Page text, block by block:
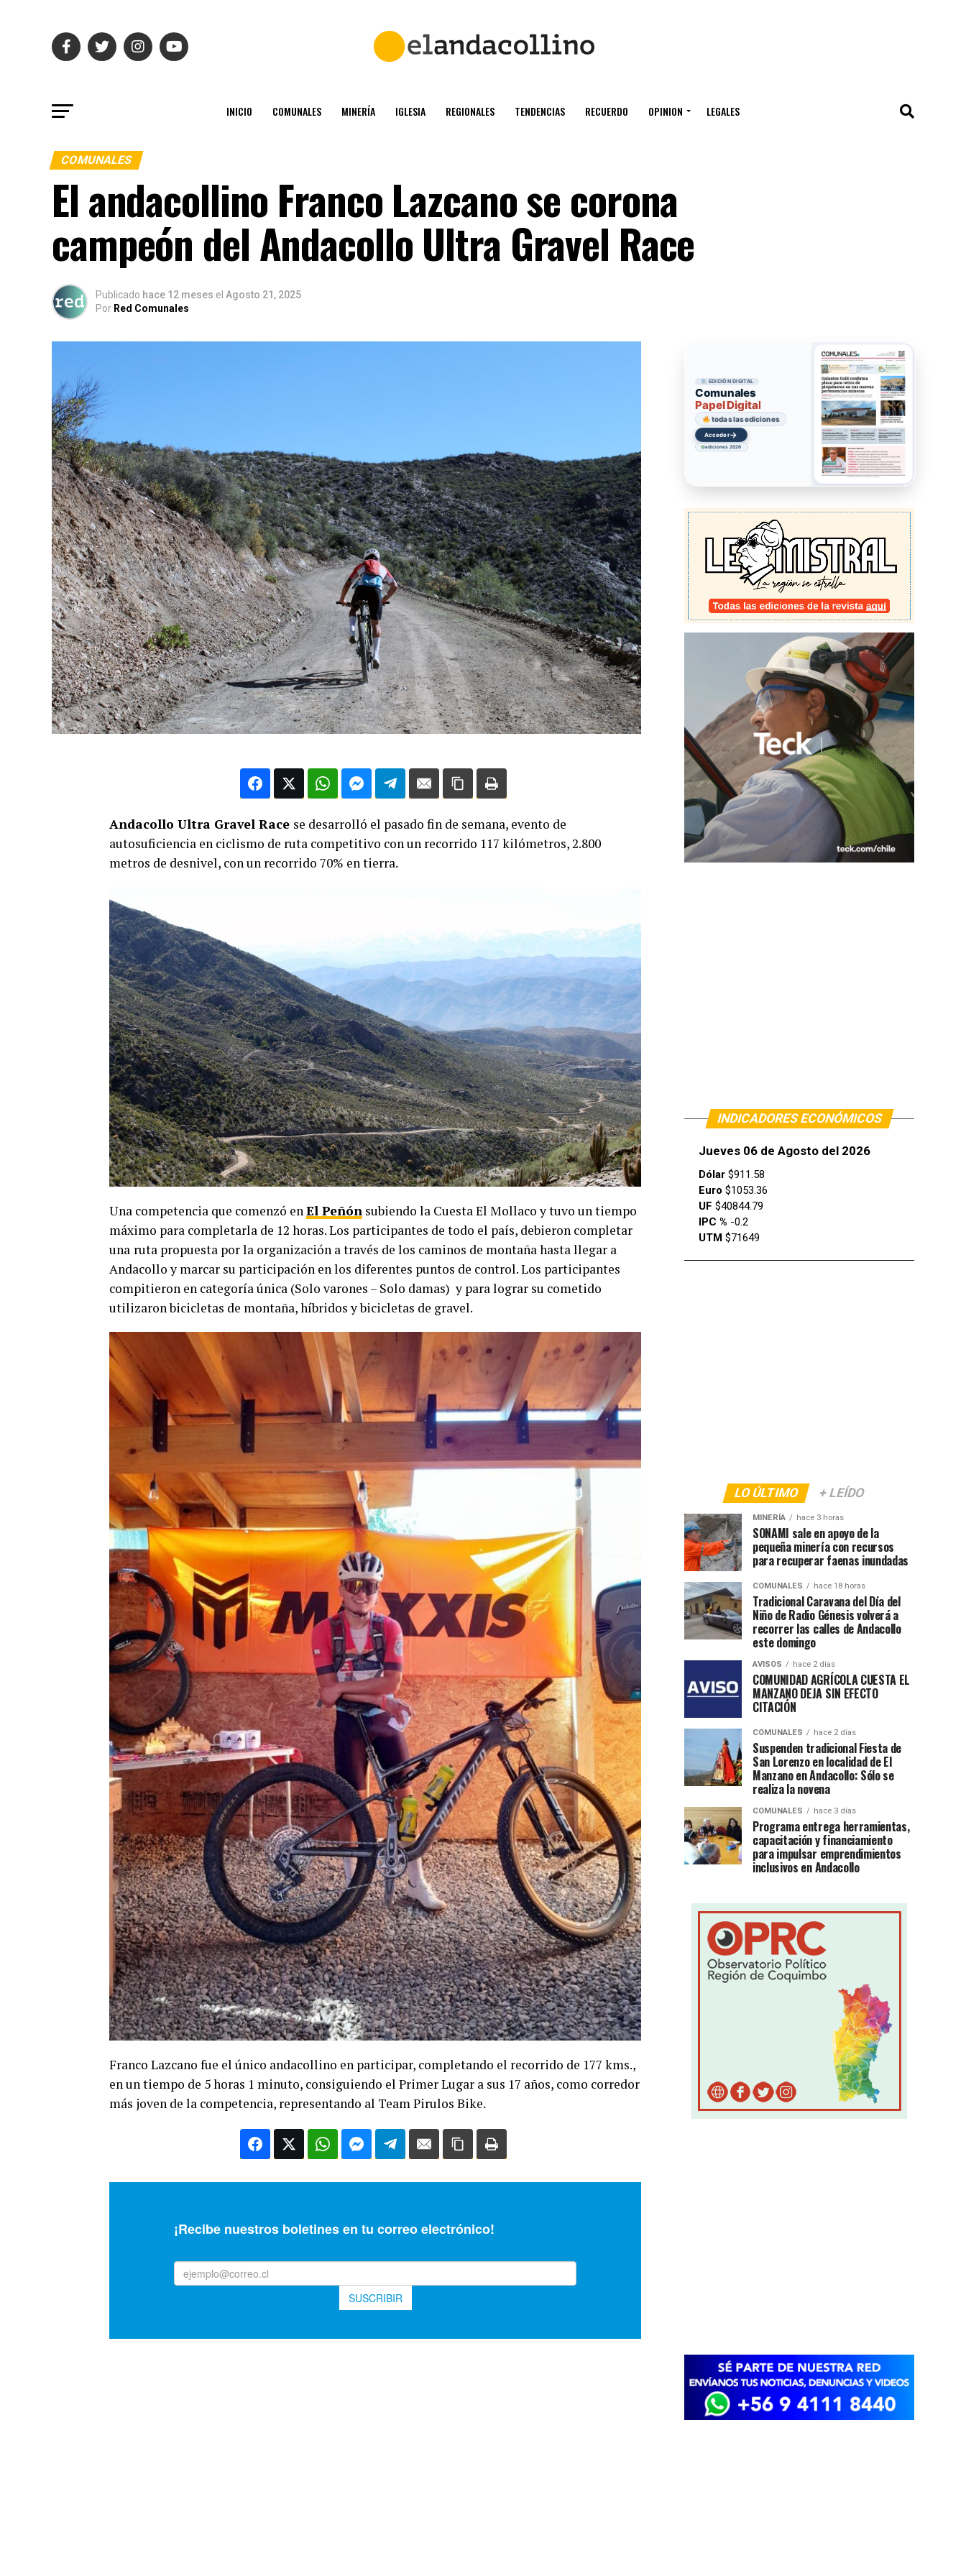
INICIO COMUNALES MINERÍA IGLESIA REGIONALES TENDENCIAS RECUERDO OPINION LEGALES
COMUNALES
El andacollino Franco Lazcano se corona
campeón del Andacollo Ultra Gravel Race
Publicado hace 12 meses el Agosto 21, 2025
Por Red Comunales
Andacollo Ultra Gravel Race se desarrolló el pasado fin de semana, evento de
autosuficiencia en ciclismo de ruta competitivo con un recorrido 117 kilómetros, 2.800
metros de desnivel, con un recorrido 70% en tierra.
Una competencia que comenzó enEl Peñón subiendo la Cuesta El Mollaco y tuvo un tiempo
máximo para completarla de 12 horas. Los participantes de todo el país, debieron completar
una ruta propuesta por la organización a través de los caminos de montaña hasta llegar a
Andacollo y marcar su participación en los diferentes puntos de control. Los participantes
compitieron en categoría única (Solo varones – Solo damas) y para lograr su cometido
utilizaron bicicletas de montaña, híbridos y bicicletas de gravel.
Franco Lazcano fue el único andacollino en participar, completando el recorrido de 177 kms.,
en un tiempo de 5 horas 1 minuto, consiguiendo el Primer Lugar a sus 17 años, como corredor
más joven de la competencia, representando al Team Pirulos Bike.
EDICIÓN DIGITAL
Comunales
Papel Digital
todas las ediciones
Acceder→
ediciones 2026
INDICADORES ECONÓMICOS
Jueves 06 de Agosto del 2026
Dólar $911.58
Euro $1053.36
UF $40844.79
IPC % -0.2
UTM $71649
LO ÚLTIMO + LEÍDO
MINERÍA hace 3 horas
SONAMI sale en apoyo de la
pequeña minería con recursos
para recuperar faenas inundadas
COMUNALES hace 18 horas
Tradicional Caravana del Día del
Niño de Radio Génesis volverá a
recorrer las calles de Andacollo
este domingo
AVISOS hace 2 días
COMUNIDAD AGRÍCOLA CUESTA EL
MANZANO DEJA SIN EFECTO
CITACIÓN
COMUNALES hace 2 días
Suspenden tradicional Fiesta de
San Lorenzo en localidad de El
Manzano en Andacollo: Sólo se
realiza la novena
COMUNALES hace 3 días
Programa entrega herramientas,
capacitación y financiamiento
para impulsar emprendimientos
inclusivos en Andacollo